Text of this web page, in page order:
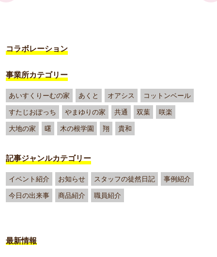
コラボレーション
事業所カテゴリー
あいすくりーむの家 あくと オアシス コットンベール
すたじおぽっち やまゆりの家 共通 双葉 咲楽
大地の家 曙 木の根学園 翔 貴和
記事ジャンルカテゴリー
イベント紹介 お知らせ スタッフの徒然日記 事例紹介
今日の出来事 商品紹介 職員紹介
最新情報